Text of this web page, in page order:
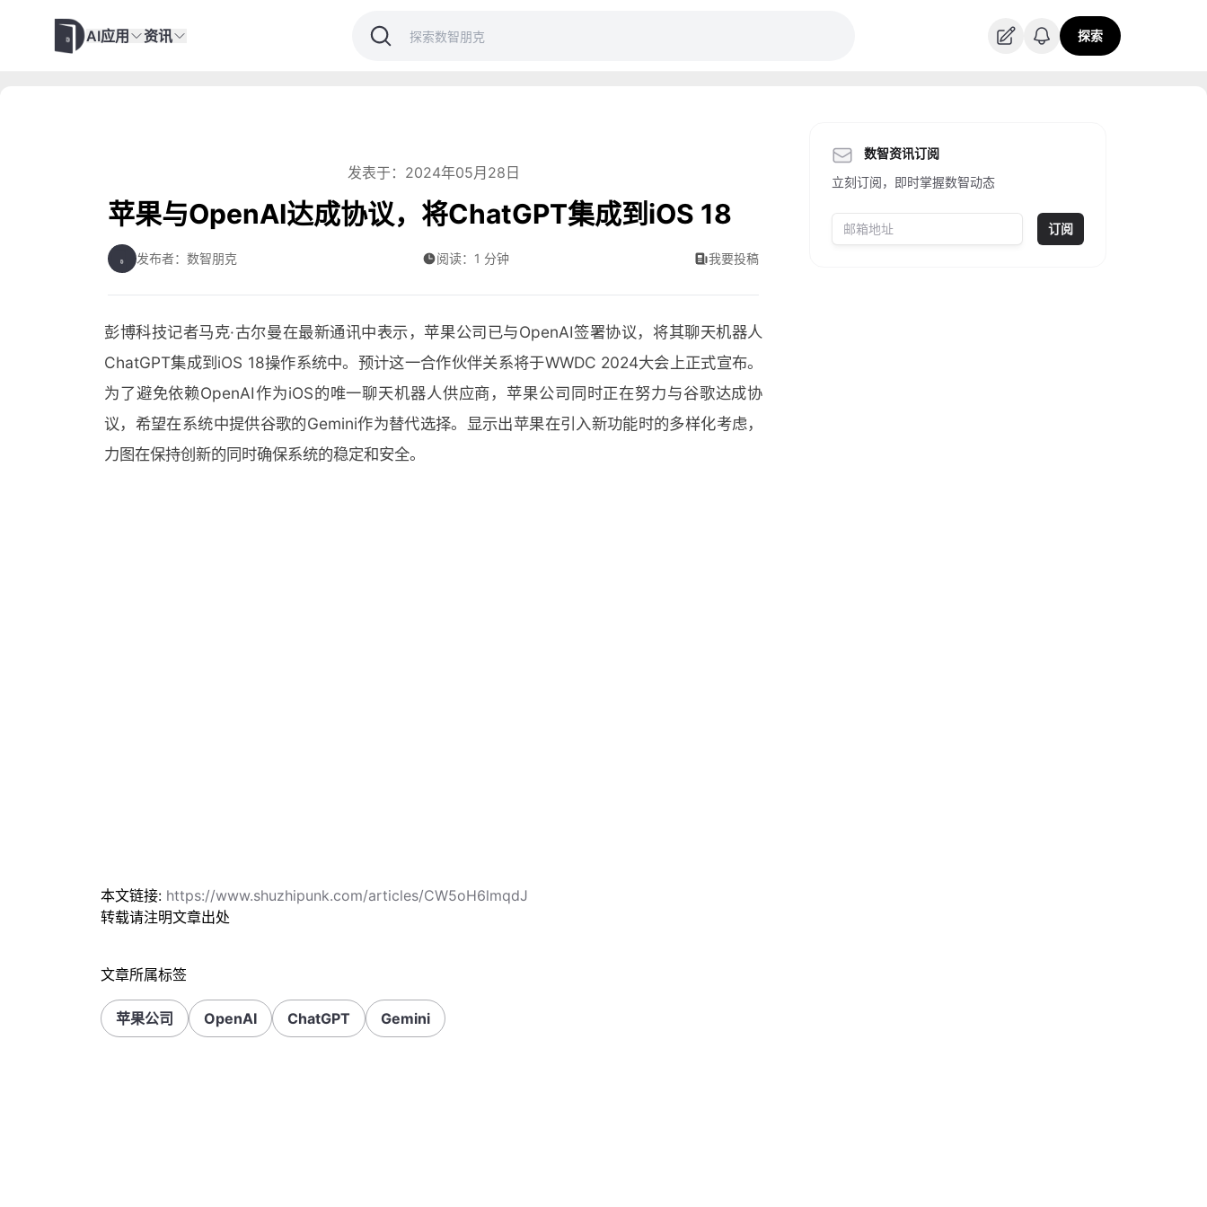
AI应用 资讯 探索
发表于：2024年05月28日
苹果与OpenAI达成协议，将ChatGPT集成到iOS 18
发布者：数智朋克 阅读：1 分钟 我要投稿
彭博科技记者马克·古尔曼在最新通讯中表示，苹果公司已与OpenAI签署协议，将其聊天机器人
ChatGPT集成到iOS 18操作系统中。预计这一合作伙伴关系将于WWDC 2024大会上正式宣布。
为了避免依赖OpenAI作为iOS的唯一聊天机器人供应商，苹果公司同时正在努力与谷歌达成协
议，希望在系统中提供谷歌的Gemini作为替代选择。显示出苹果在引入新功能时的多样化考虑，
力图在保持创新的同时确保系统的稳定和安全。
数智资讯订阅
立刻订阅，即时掌握数智动态
订阅
本文链接: https://www.shuzhipunk.com/articles/CW5oH6lmqdJ
转载请注明文章出处
文章所属标签
苹果公司 OpenAI ChatGPT Gemini